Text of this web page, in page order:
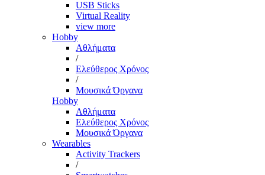
USB Sticks
Virtual Reality
view more
Hobby
Αθλήματα
/
Ελεύθερος Χρόνος
/
Μουσικά Όργανα
Hobby
Αθλήματα
Ελεύθερος Χρόνος
Μουσικά Όργανα
Wearables
Activity Trackers
/